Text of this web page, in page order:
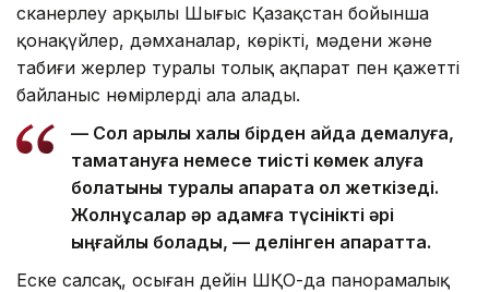
сканерлеу арқылы Шығыс Қазақстан бойынша
қонақүйлер, дәмханалар, көрікті, мәдени және
табиғи жерлер туралы толық ақпарат пен қажетті
байланыс нөмірлерді ала алады.
— Сол арқылы халық бірден қайда демалуға,
тамақтануға немесе тиісті көмек алуға
болатыны туралы ақпаратқа қол жеткізеді.
Жолнұсқалар әр адамға түсінікті әрі
ыңғайлы болады, — делінген ақпаратта.
Еске салсақ, осыған дейін ШҚО-да панорамалық